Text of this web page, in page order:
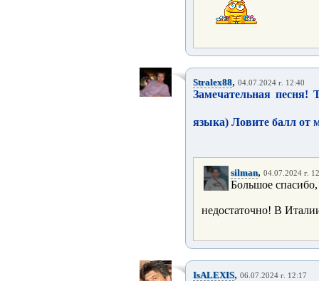
Stralex88, 04.07.2024 г. 12:40
Замечательная
языка) Ловите балл от
silman, 04.07.2024 г.
Большое
недостаточно! В
IsALEXIS, 06.07.2024 г. 12:17